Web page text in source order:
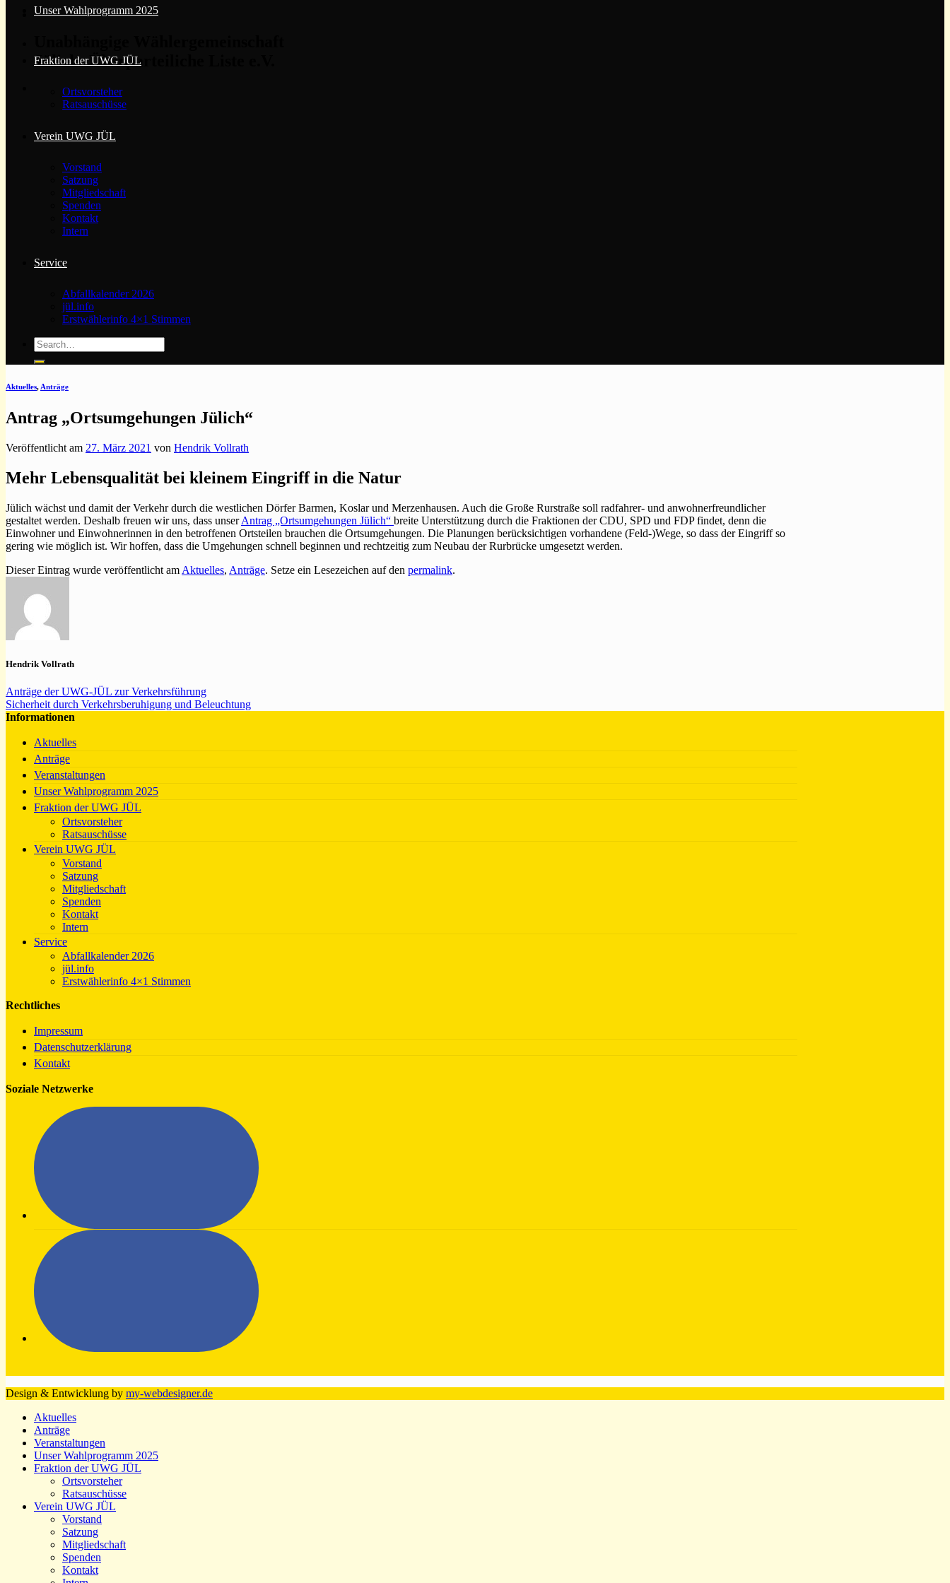
Jülichs Überparteiliche Liste e.V.
Unser Wahlprogramm 2025
Fraktion der UWG JÜL
Ortsvorsteher
Ratsauschüsse
Verein UWG JÜL
Vorstand
Satzung
Mitgliedschaft
Spenden
Kontakt
Intern
Service
Abfallkalender 2026
jül.info
Erstwählerinfo 4×1 Stimmen
Aktuelles, Anträge
Antrag „Ortsumgehungen Jülich“
Veröffentlicht am 27. März 2021 von Hendrik Vollrath
Mehr Lebensqualität bei kleinem Eingriff in die Natur
Jülich wächst und damit der Verkehr durch die westlichen Dörfer Barmen, Koslar und Merzenhausen. Auch die Große Rurstraße soll radfahrer- und anwohnerfreundlicher
gestaltet werden. Deshalb freuen wir uns, dass unserAntrag „Ortsumgehungen Jülich“ breite Unterstützung durch die Fraktionen der CDU, SPD und FDP findet, denn die
Einwohner und Einwohnerinnen in den betroffenen Ortsteilen brauchen die Ortsumgehungen. Die Planungen berücksichtigen vorhandene (Feld-)Wege, so dass der Eingriff so
gering wie möglich ist. Wir hoffen, dass die Umgehungen schnell beginnen und rechtzeitig zum Neubau der Rurbrücke umgesetzt werden.
Dieser Eintrag wurde veröffentlicht am Aktuelles, Anträge. Setze ein Lesezeichen auf den permalink.
Hendrik Vollrath
Anträge der UWG-JÜL zur Verkehrsführung
Sicherheit durch Verkehrsberuhigung und Beleuchtung
Informationen
Aktuelles
Anträge
Veranstaltungen
Unser Wahlprogramm 2025
Fraktion der UWG JÜL
Ortsvorsteher
Ratsauschüsse
Verein UWG JÜL
Vorstand
Satzung
Mitgliedschaft
Spenden
Kontakt
Intern
Service
Abfallkalender 2026
jül.info
Erstwählerinfo 4×1 Stimmen
Rechtliches
Impressum
Datenschutzerklärung
Kontakt
Soziale Netzwerke
Design & Entwicklung by my-webdesigner.de
Aktuelles
Anträge
Veranstaltungen
Unser Wahlprogramm 2025
Fraktion der UWG JÜL
Ortsvorsteher
Ratsauschüsse
Verein UWG JÜL
Vorstand
Satzung
Mitgliedschaft
Spenden
Kontakt